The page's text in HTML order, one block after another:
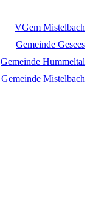
VGem Mistelbach
Gemeinde Gesees
Gemeinde Hummeltal
Gemeinde Mistelbach